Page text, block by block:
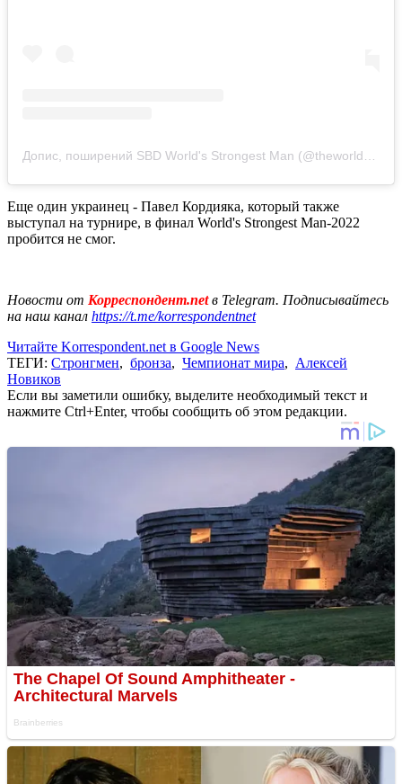
Еще один украинец - Павел Кордияка, который также
выступал на турнире, в финал World's Strongest Man-2022
пробится не смог.
Новости от Корреспондент.netв Telegram. Подписывайтесь
на наш канал https://t.me/korrespondentnet
Читайте Korrespondent.net в Google News
ТЕГИ: Стронгмен, бронза, Чемпионат мира, Алексей
Новиков
Если вы заметили ошибку, выделите необходимый текст и
нажмите Ctrl+Enter, чтобы сообщить об этом редакции.